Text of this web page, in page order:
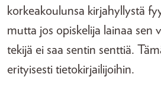
korkeakoulunsa kirjahyllystä
mutta jos opiskelija lainaa sen
tekijä ei saa sentin senttiä.
erityisesti tietokirjailijoihin.